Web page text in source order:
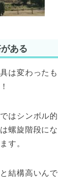
ある
は変わった
はシンボル
螺旋階段に
す。
結構高いん